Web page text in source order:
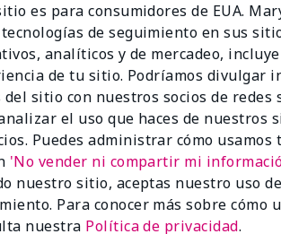
Shea Cream
5 0 Marcar esta
es para consumidores de EUA.
de seguimiento en sus
analíticos y de mercadeo,
de tu sitio. Podríamos divulgar
del sitio con nuestros socios de
el uso que haces de nuestros
Puedes administrar cómo
'No vender ni compartir mi
nuestro sitio, aceptas nuestro uso
Para conocer más sobre cómo
nuestra Política de privacidad.